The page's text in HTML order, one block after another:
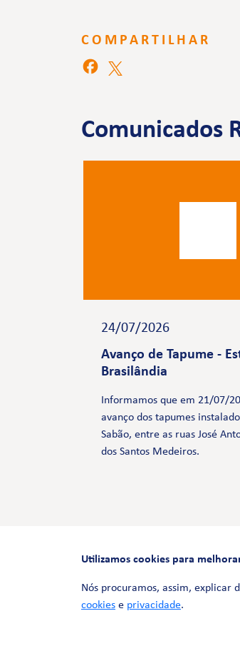
COMPARTILHAR
Comunicados
24/07/2026
Avanço de Tapume -
Brasilândia
Informamos que em 21/07/
avanço dos tapumes
Sabão, entre as ruas José
dos Santos Medeiros.
Utilizamos cookies para
Nós procuramos, assim, explicar
cookies e privacidade.